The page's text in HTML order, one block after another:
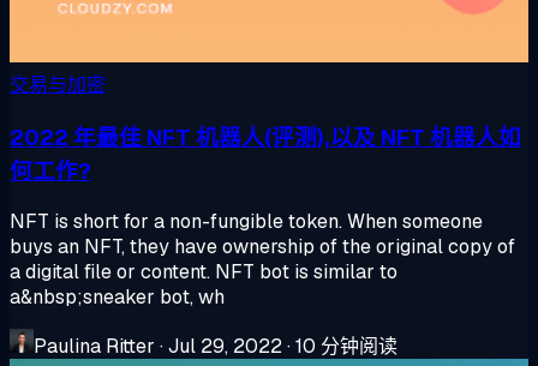
交易与加密
2022 年最佳 NFT 机器人(评测),以及 NFT 机器人如
何工作?
NFT is short for a non-fungible token. When someone
buys an NFT, they have ownership of the original copy of
a digital file or content. NFT bot is similar to
a&nbsp;sneaker bot, wh
Paulina Ritter ·Jul 29, 2022·10 分钟阅读